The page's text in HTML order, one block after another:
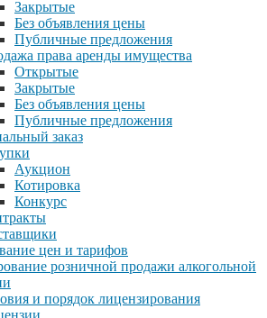
Закрытые
Без объявления цены
Публичные предложения
права аренды имущества
Открытые
Закрытые
Без объявления цены
Публичные предложения
заказ
Аукцион
Котировка
Конкурс
цен и тарифов
розничной продажи алкогольной
и порядок лицензирования